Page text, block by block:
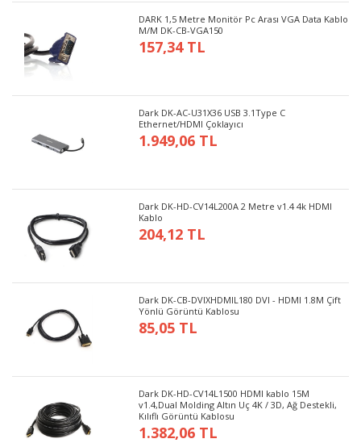
DARK 1,5 Metre Monitör Pc Arası VGA Data Kablo
M/M DK-CB-VGA150
157,34 TL
Dark DK-AC-U31X36 USB 3.1Type C
Ethernet/HDMI Çoklayıcı
1.949,06 TL
Dark DK-HD-CV14L200A 2 Metre v1.4 4k HDMI
Kablo
204,12 TL
Dark DK-CB-DVIXHDMIL180 DVI - HDMI 1.8M Çift
Yönlü Görüntü Kablosu
85,05 TL
Dark DK-HD-CV14L1500 HDMI kablo 15M
v1.4,Dual Molding Altın Uç 4K / 3D, Ağ Destekli,
Kılıflı Görüntü Kablosu
1.382,06 TL